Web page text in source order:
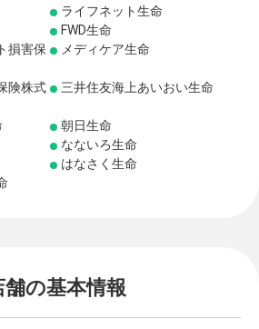
ライフネット生命
FWD生命
損害保
メディケア生命
険株式
三井住友海上あいおい生命
朝日生命
なないろ生命
はなさく生命
舗の基本情報